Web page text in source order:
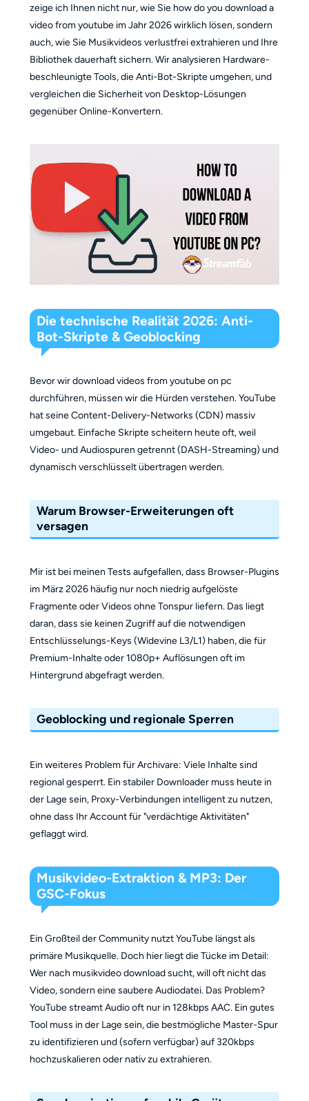
zeige ich Ihnen nicht nur, wie Sie how do you download a
video from youtube im Jahr 2026 wirklich lösen, sondern
auch, wie Sie Musikvideos verlustfrei extrahieren und Ihre
Bibliothek dauerhaft sichern. Wir analysieren Hardware-
beschleunigte Tools, die Anti-Bot-Skripte umgehen, und
vergleichen die Sicherheit von Desktop-Lösungen
gegenüber Online-Konvertern.
Die technische Realität 2026: Anti-
Bot-Skripte & Geoblocking
Bevor wir download videos from youtube on pc
durchführen, müssen wir die Hürden verstehen. YouTube
hat seine Content-Delivery-Networks (CDN) massiv
umgebaut. Einfache Skripte scheitern heute oft, weil
Video- und Audiospuren getrennt (DASH-Streaming) und
dynamisch verschlüsselt übertragen werden.
Warum Browser-Erweiterungen oft
versagen
Mir ist bei meinen Tests aufgefallen, dass Browser-Plugins
im März 2026 häufig nur noch niedrig aufgelöste
Fragmente oder Videos ohne Tonspur liefern. Das liegt
daran, dass sie keinen Zugriff auf die notwendigen
Entschlüsselungs-Keys (Widevine L3/L1) haben, die für
Premium-Inhalte oder 1080p+ Auflösungen oft im
Hintergrund abgefragt werden.
Geoblocking und regionale Sperren
Ein weiteres Problem für Archivare: Viele Inhalte sind
regional gesperrt. Ein stabiler Downloader muss heute in
der Lage sein, Proxy-Verbindungen intelligent zu nutzen,
ohne dass Ihr Account für "verdächtige Aktivitäten"
geflaggt wird.
Musikvideo-Extraktion & MP3: Der
GSC-Fokus
Ein Großteil der Community nutzt YouTube längst als
primäre Musikquelle. Doch hier liegt die Tücke im Detail:
Wer nach musikvideo download sucht, will oft nicht das
Video, sondern eine saubere Audiodatei. Das Problem?
YouTube streamt Audio oft nur in 128kbps AAC. Ein gutes
Tool muss in der Lage sein, die bestmögliche Master-Spur
zu identifizieren und (sofern verfügbar) auf 320kbps
hochzuskalieren oder nativ zu extrahieren.